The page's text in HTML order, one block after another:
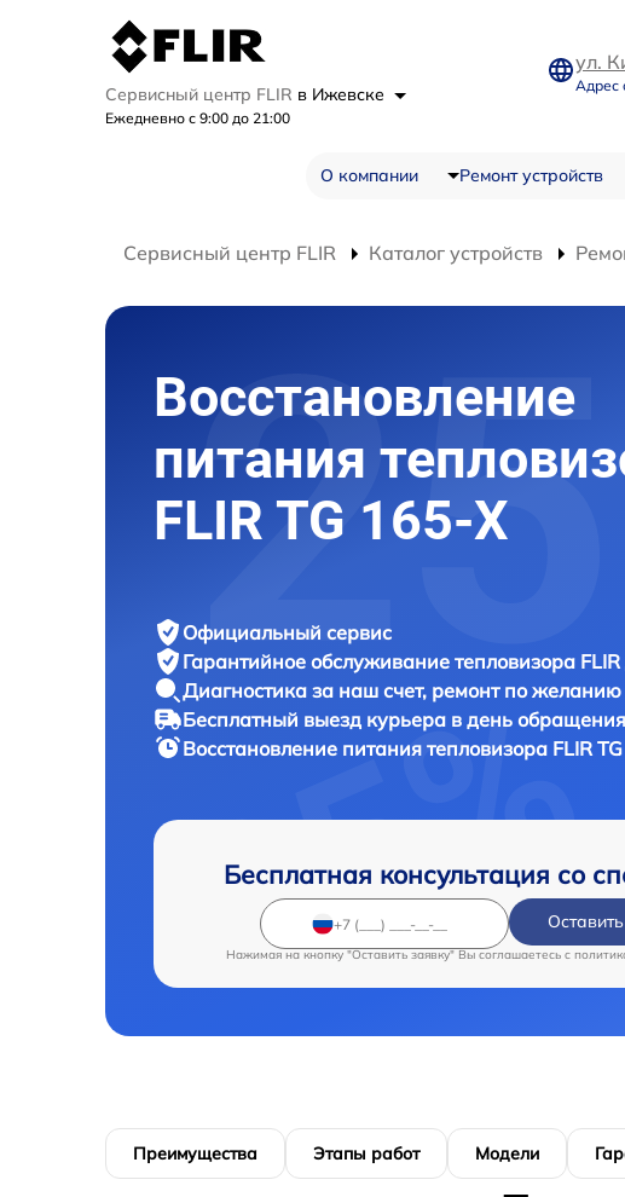
Сервисный центр FLIR в Ижевске
Ежедневно с 9:00 до 21:00
ул.
Адрес
О компании Ремонт устройств
Сервисный центр FLIR Каталог устройств
Восстановление
питания
FLIR TG 165-X
Официальный сервис
Гарантийное обслуживание тепловизора
Диагностика за наш счет, ремонт по желанию
Бесплатный выезд курьера в день обращения
Восстановление питания тепловизора FLIR
Бесплатная консультация со
Нажимая на кнопку "Оставить заявку" Вы соглашаетесь c
Преимущества Этапы работ Модели